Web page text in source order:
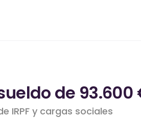
de
IRPF y cargas sociales